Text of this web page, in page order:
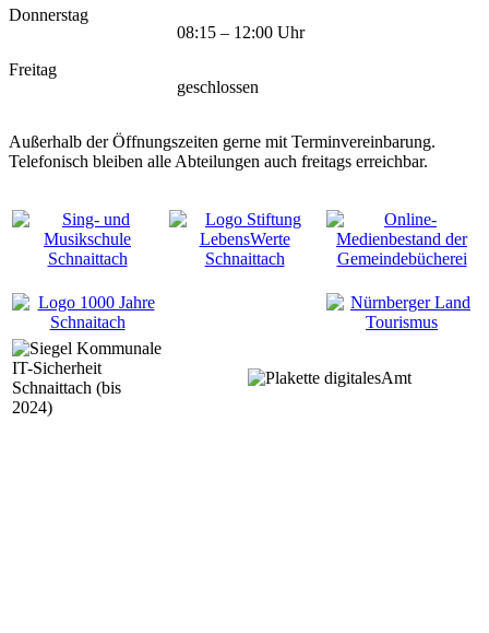
Donnerstag
08:15 – 12:00 Uhr
Freitag
geschlossen
Außerhalb der Öffnungszeiten gerne mit Terminvereinbarung.
Telefonisch bleiben alle Abteilungen auch freitags erreichbar.